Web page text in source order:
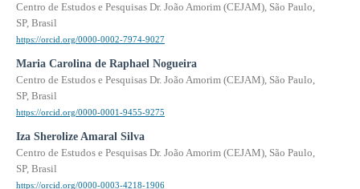
Centro de Estudos e Pesquisas Dr. João Amorim (CEJAM), São Paulo,
SP, Brasil
https://orcid.org/0000-0002-7974-9027
Maria Carolina de Raphael Nogueira
Centro de Estudos e Pesquisas Dr. João Amorim (CEJAM), São Paulo,
SP, Brasil
https://orcid.org/0000-0001-9455-9275
Iza Sherolize Amaral Silva
Centro de Estudos e Pesquisas Dr. João Amorim (CEJAM), São Paulo,
SP, Brasil
https://orcid.org/0000-0003-4218-1906